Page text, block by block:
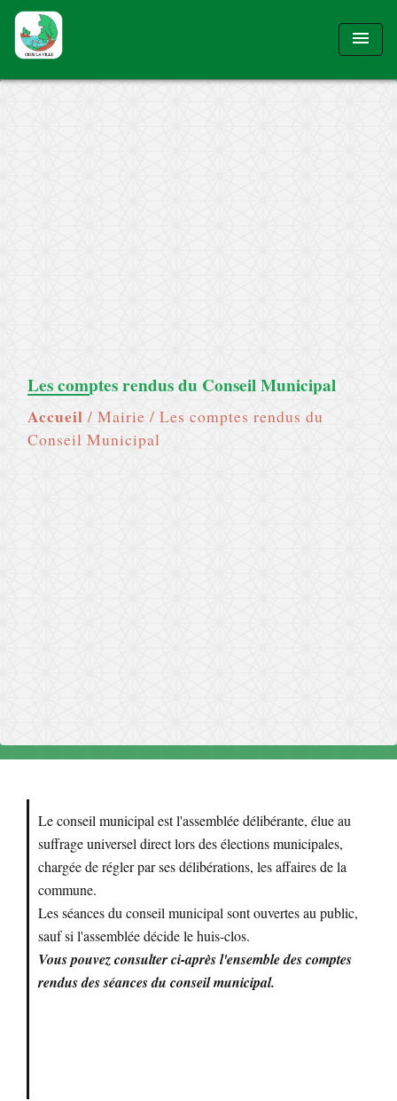
menu
Les comptes rendus du Conseil Municipal
Accueil / Mairie / Les comptes rendus du
Conseil Municipal
Le conseil municipal est l'assemblée délibérante, élue au
suffrage universel direct lors des élections municipales,
chargée de régler par ses délibérations, les affaires de la
commune.
Les séances du conseil municipal sont ouvertes au public,
sauf si l'assemblée décide le huis-clos.
Vous pouvez consulter ci-après l'ensemble des comptes
rendus des séances du conseil municipal.